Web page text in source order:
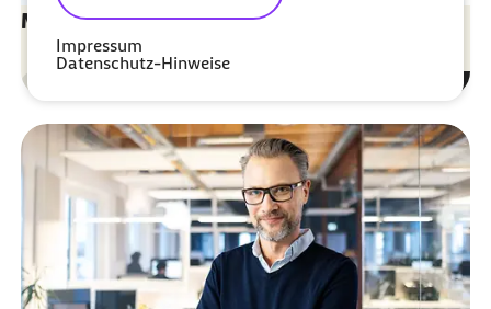
Impressum
Datenschutz-Hinweise
Mitarbeiter ins Ausland entsenden
Kategorie